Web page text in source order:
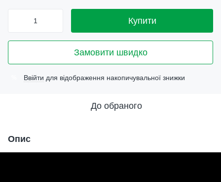
Купити
Замовити швидко
Ввійти для відображення накопичувальної знижки
До обраного
Опис